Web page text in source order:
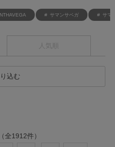
サマンサベガ サマ
人気順
込む
（全1912件）